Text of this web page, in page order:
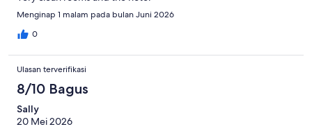
Menginap 1 malam pada bulan Juni 2026
0
Ulasan terverifikasi
8/10 Bagus
Sally
20 Mei 2026